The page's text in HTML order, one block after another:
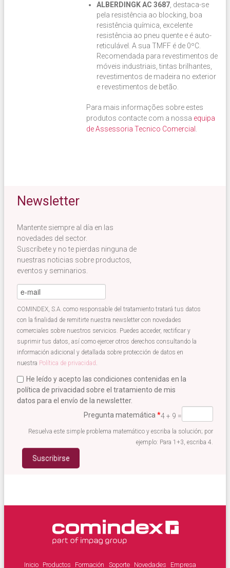
ALBERDINGK AC 3687, destaca-se
pela resistência ao blocking, boa
resistência química, excelente
resistência ao pneu quente e é auto-
reticulável. A sua TMFF é de 0ºC.
Recomendada para revestimentos de
móveis industriais, tintas brilhantes,
revestimentos de madeira no exterior
e revestimentos de betão.
Para mais informações sobre estes
produtos contacte com a nossa equipa
de Assessoria Tecnico Comercial
Newsletter
Mantente siempre al día en las
novedades del sector.
Suscríbete y no te pierdas ninguna de
nuestras noticias sobre productos,
eventos y seminarios.
e-mail*
Acepto términos newsletter
He leído y acepto las condiciones contenidas en la
política de privacidad sobre el tratamiento de mis
datos para el envío de la newsletter.
COMINDEX, S.A. como responsable del tratamiento tratará tus datos
con la finalidad de remitirte nuestra newsletter con novedades
comerciales sobre nuestros servicios. Puedes acceder, rectificar y
suprimir tus datos, así como ejercer otros derechos consultando la
información adicional y detallada sobre protección de datos en
nuestra Política de privacidad .
Pregunta matemática *4 + 9 =
Resuelva este simple problema matemático y escriba la solución; por
ejemplo: Para 1+3, escriba 4.
Inicio Productos Formación Soporte Novedades Empresa